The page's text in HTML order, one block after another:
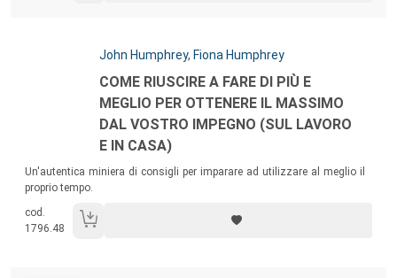
Autori:
John Humphrey, Fiona Humphrey
Titolo:
COME RIUSCIRE A FARE DI PIÙ E
MEGLIO PER OTTENERE IL MASSIMO
DAL VOSTRO IMPEGNO (SUL LAVORO
E IN CASA)
Un'autentica miniera di consigli per imparare ad utilizzare al meglio il
proprio tempo.
cod.
1796.48